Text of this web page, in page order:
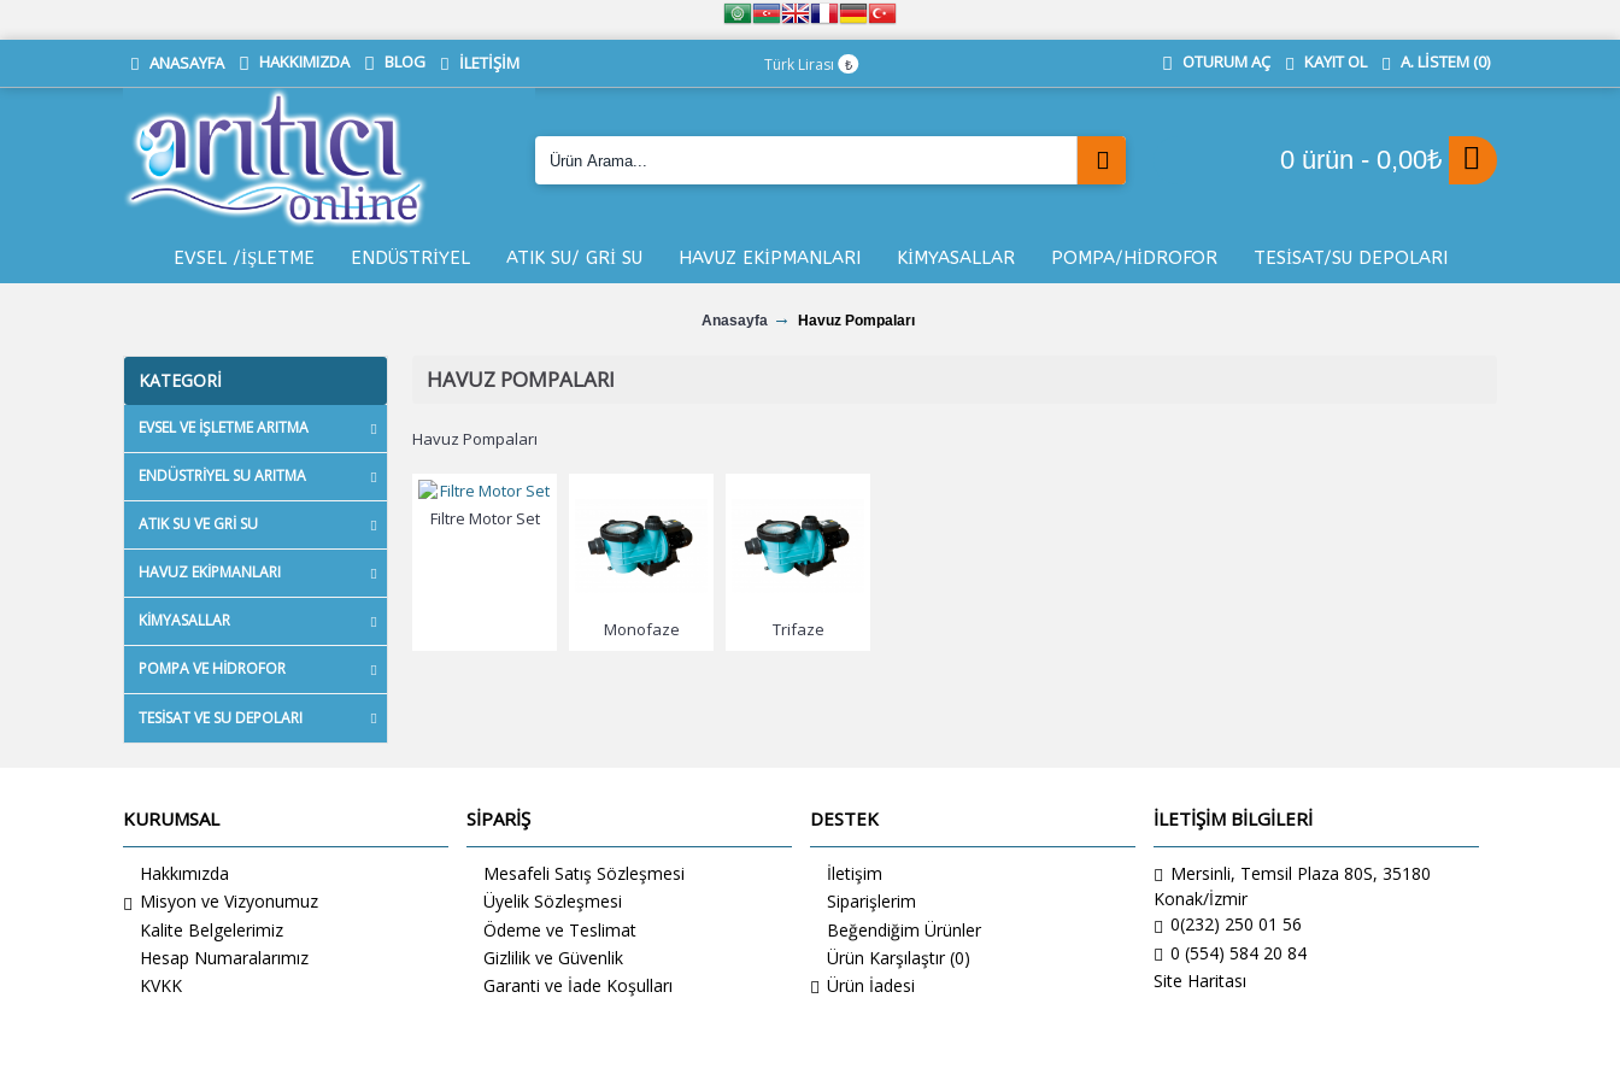
ANASAYFA HAKKIMIZDA BLOG İLETIŞIM Türk Lirası ₺ OTURUM AÇ KAYIT OL A. LISTEM (0)
0 ürün - 0,00₺
EVSEL /İŞLETME ENDÜSTRİYEL ATIK SU/ GRİ SU HAVUZ EKİPMANLARI KİMYASALLAR POMPA/HİDROFOR TESİSAT/SU DEPOLARI
Anasayfa Havuz Pompaları
KATEGORI
EVSEL VE İŞLETME ARITMA
ENDÜSTRIYEL SU ARITMA
ATIK SU VE GRI SU
HAVUZ EKIPMANLARI
KIMYASALLAR
POMPA VE HIDROFOR
TESISAT VE SU DEPOLARI
HAVUZ POMPALARI
Havuz Pompaları
Filtre Motor Set
Monofaze Trifaze
KURUMSAL
Hakkımızda
Misyon ve Vizyonumuz
Kalite Belgelerimiz
Hesap Numaralarımız
KVKK
SİPARİŞ
Mesafeli Satış Sözleşmesi
Üyelik Sözleşmesi
Ödeme ve Teslimat
Gizlilik ve Güvenlik
Garanti ve İade Koşulları
DESTEK
İletişim
Siparişlerim
Beğendiğim Ürünler
Ürün Karşılaştır (0)
Ürün İadesi
İLETİŞİM BİLGİLERİ
Mersinli, Temsil Plaza 80S, 35180
Konak/İzmir
0(232) 250 01 56
0 (554) 584 20 84
Site Haritası